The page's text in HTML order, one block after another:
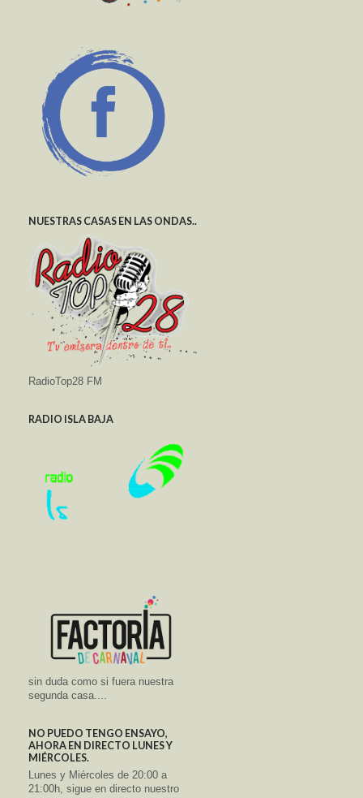
NUESTRAS CASAS EN LAS ONDAS..
RadioTop28 FM
RADIO ISLA BAJA
sin duda como si fuera nuestra
segunda casa....
NO PUEDO TENGO ENSAYO,
AHORA EN DIRECTO LUNES Y
MIÉRCOLES.
Lunes y Miércoles de 20:00 a
21:00h, sigue en directo nuestro